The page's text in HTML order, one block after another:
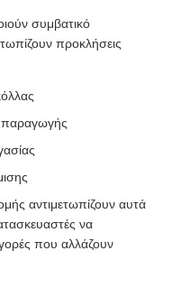
συμβατικό
προκλήσεις
παραγωγής
αντιμετωπίζουν αυτά
να
που αλλάζουν